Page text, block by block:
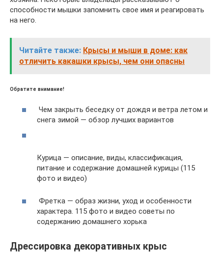
способности мышки запомнить свое имя и реагировать
на него.
Читайте также: Крысы и мыши в доме: как
отличить какашки крысы, чем они опасны
Обратите внимание!
Чем закрыть беседку от дождя и ветра летом и
снега зимой — обзор лучших вариантов
Курица — описание, виды, классификация,
питание и содержание домашней курицы (115
фото и видео)
Фретка — образ жизни, уход и особенности
характера. 115 фото и видео советы по
содержанию домашнего хорька
Дрессировка декоративных крыс